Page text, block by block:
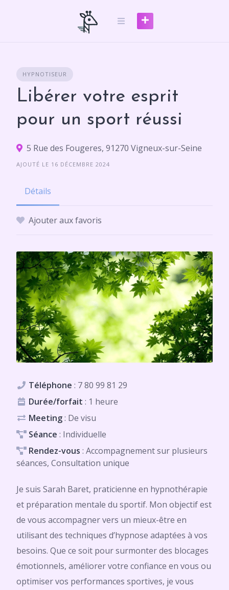
HYPNOTISEUR
Libérer votre esprit
pour un sport réussi
5 Rue des Fougeres, 91270 Vigneux-sur-Seine
AJOUTÉ LE 16 DÉCEMBRE 2024
Détails
Ajouter aux favoris
Téléphone : 7 80 99 81 29
Durée/forfait : 1 heure
Meeting: De visu
Séance : Individuelle
Rendez-vous : Accompagnement sur plusieurs
séances, Consultation unique
Je suis Sarah Baret, praticienne en hypnothérapie
et préparation mentale du sportif. Mon objectif est
de vous accompagner vers un mieux-être en
utilisant des techniques d’hypnose adaptées à vos
besoins. Que ce soit pour surmonter des blocages
émotionnels, améliorer votre confiance en vous ou
optimiser vos performances sportives, je vous